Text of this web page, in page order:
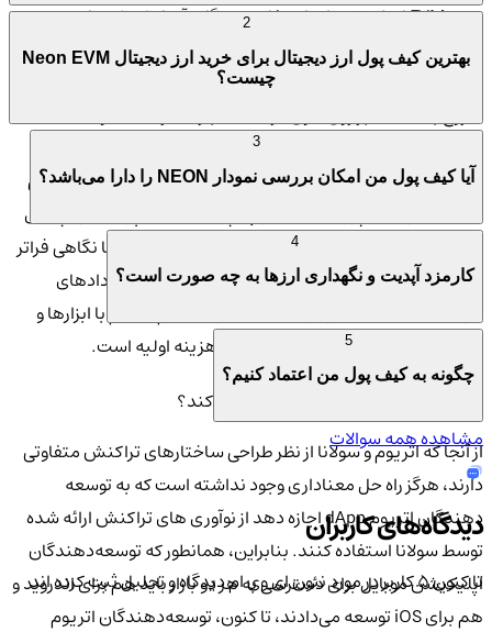
نئون EVM از طریق موارد استفاده چندگانه آزمایش شده است، و
پلتفرم اکنون شامل زیرساخت ها و قابلیت هایی برای پشتیبانی از
توسعه سطح تولید است. پروژه های قابل توجه مبتنی بر اتریوم که
شروع به ساخت بر روی نئون کرده اند عبارتند از Curve و Sobal.
Neon EVM بیش از 200 پروژه را در خط لوله خود دارد که متعهد به
راه‌اندازی در طول شبکه اصلی و اندکی پس از راه‌اندازی شبکه اصلی
روشن/خاموش فیات، زیرساخت‌ها، ابزار DAO و غیره. با نگاهی فراتر
از شبکه اصلی، این طرح توسعه قابلیت همکاری با قراردادهای
هوشمند Solana، سازگاری کامل با اکوسیستم، ادغام با ابزارها و
خدمات اصلی اتریوم و یک برنامه کمک هزینه اولیه است.
از آنجا که اتریوم و سولانا از نظر طراحی ساختارهای تراکنش متفاوتی
دارند، هرگز راه حل معناداری وجود نداشته است که به توسعه
دهندگان اتریوم dApp اجازه دهد از نوآوری های تراکنش ارائه شده
توسط سولانا استفاده کنند. بنابراین، همانطور که توسعه‌دهندگان
اپلیکیشن موبایل برای دسترسی به هر دو بازار باید هم برای اندروید و
هم برای iOS توسعه می‌دادند، تا کنون، توسعه‌دهندگان اتریوم
بهترین کیف پول ارز دیجیتال برای خرید ارز دیجیتال Neon EVM
چیست؟
آیا کیف پول من امکان بررسی نمودار NEON را دارا می‌باشد؟
کارمزد آپدیت و نگهداری ارزها به چه صورت است؟
چگونه به کیف پول من اعتماد کنیم؟
مشاهده همه سوالات
دیدگاه‌های کاربران
تا کنون 5 کاربر در مورد نئون ای وی امدیدگاه و تحلیل ثبت کرده اند